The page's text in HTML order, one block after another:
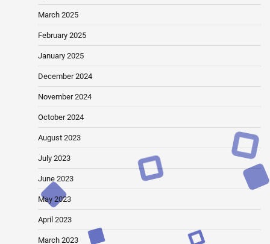
March 2025
February 2025
January 2025
December 2024
November 2024
October 2024
August 2023
July 2023
June 2023
May 2023
April 2023
March 2023